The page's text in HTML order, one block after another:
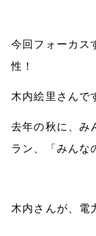
今回フォーカス
性！
木内絵里さんで
去年の秋に、み
ラン、「みんな
木内さんが、電